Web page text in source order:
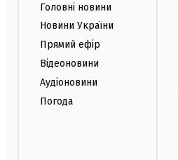
Головні новини
Новини України
Прямий ефір
Відеоновини
Аудіоновини
Погода